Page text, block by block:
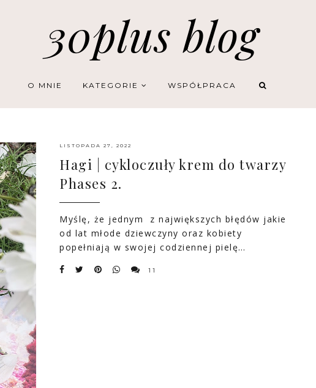
30plus blog
O MNIE KATEGORIE WSPÓŁPRACA
LISTOPADA 27, 2022
Hagi | cykloczuły krem do twarzy
Phases 2.
Myślę, że jednym z największych błędów jakie
od lat młode dziewczyny oraz kobiety
popełniają w swojej codziennej pielę…
11